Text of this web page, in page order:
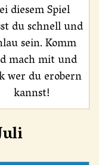
diesem Spiel
du schnell und
sein. Komm
mach mit und
wer du erobern
kannst!